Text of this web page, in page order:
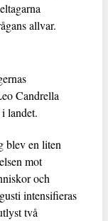
allvar.
Candrella
landet.
blev en liten
mot
och
intensifieras
två